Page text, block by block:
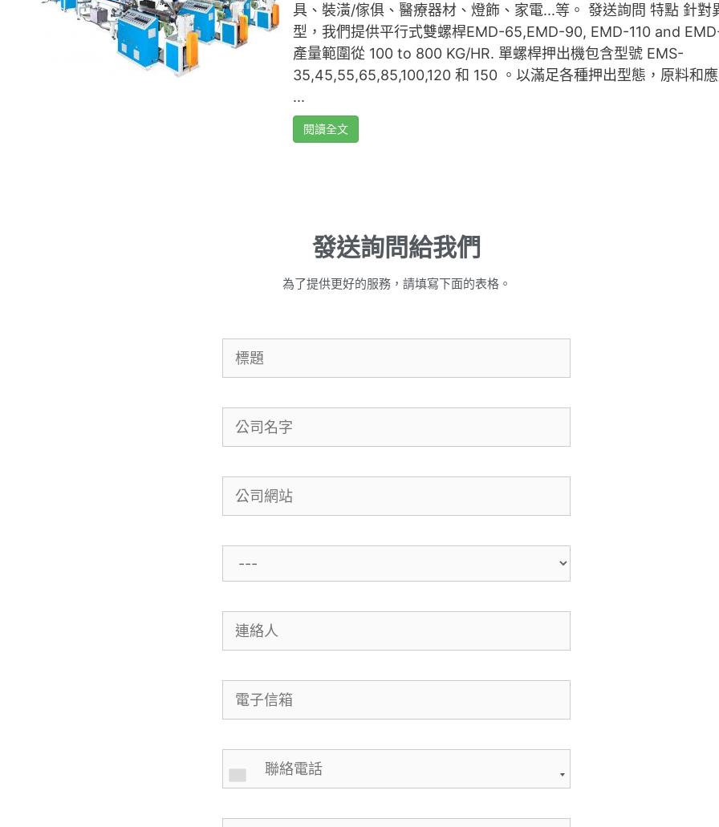
具、裝潢/傢俱、醫療器材、燈飾、家電...等。 發送詢問 特點 針對
型，我們提供平行式雙螺桿EMD-65,EMD-90, EMD-110 and
產量範圍從 100 to 800 KG/HR. 單螺桿押出機包含型號 EMS-
35,45,55,65,85,100,120 和 150 。以滿足各種押出型態，原料和
...
閱讀全文
發送詢問給我們
為了提供更好的服務，請填寫下面的表格。